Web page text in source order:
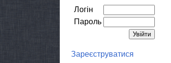
Логін
Пароль
Зареєструватися